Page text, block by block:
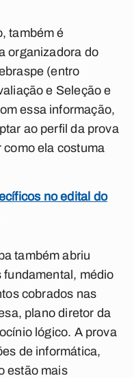
também é
organizadora do
(entro
e Seleção e
essa informação,
ao perfil da prova
ela costuma
no edital do
também abriu
fundamental, médio
cobrados nas
plano diretor da
lógico. A prova
de informática,
estão mais